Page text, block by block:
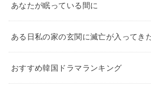
あなたが眠っている間に
ある日私の家の玄関に滅亡が入ってき
おすすめ韓国ドラマランキング